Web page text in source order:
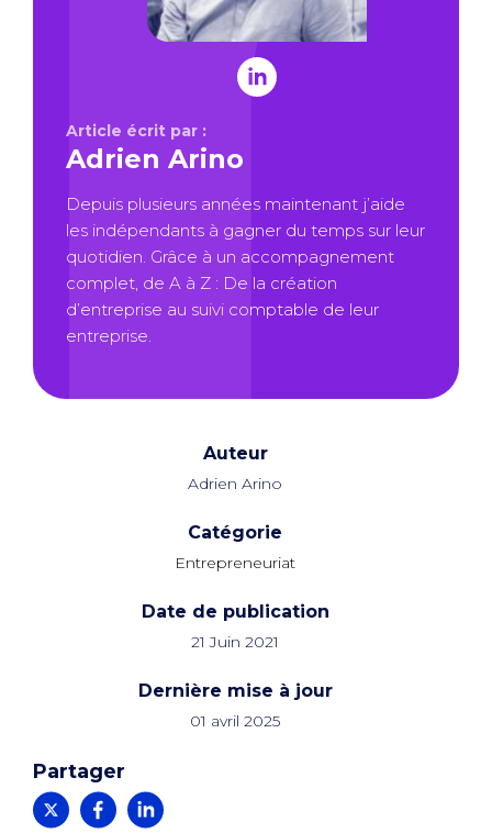
Article écrit par :
Adrien Arino
Depuis plusieurs années maintenant j’aide
les indépendants à gagner du temps sur leur
quotidien. Grâce à un accompagnement
complet, de A à Z : De la création
d’entreprise au suivi comptable de leur
entreprise.
Auteur
Adrien Arino
Catégorie
Entrepreneuriat
Date de publication
21 Juin 2021
Dernière mise à jour
01 avril 2025
Partager